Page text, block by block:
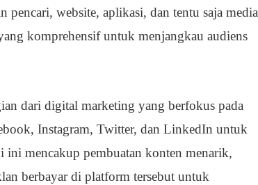
pencari, website, aplikasi, dan tentu saja media
komprehensif untuk menjangkau audiens
dari digital marketing yang berfokus pada
Instagram, Twitter, dan LinkedIn untuk
ini mencakup pembuatan konten menarik,
berbayar di platform tersebut untuk